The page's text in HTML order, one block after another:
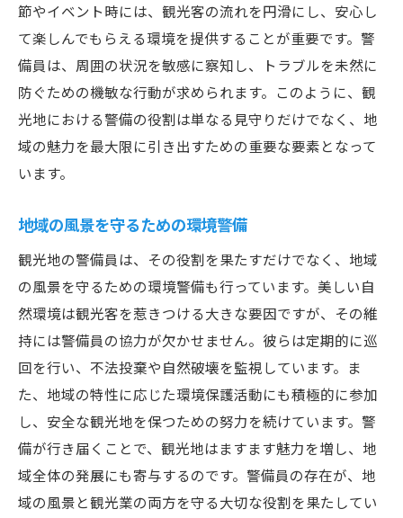
節やイベント時には、観光客の流れを円滑にし、安心し
て楽しんでもらえる環境を提供することが重要です。警
備員は、周囲の状況を敏感に察知し、トラブルを未然に
防ぐための機敏な行動が求められます。このように、観
光地における警備の役割は単なる見守りだけでなく、地
域の魅力を最大限に引き出すための重要な要素となって
います。
地域の風景を守るための環境警備
観光地の警備員は、その役割を果たすだけでなく、地域
の風景を守るための環境警備も行っています。美しい自
然環境は観光客を惹きつける大きな要因ですが、その維
持には警備員の協力が欠かせません。彼らは定期的に巡
回を行い、不法投棄や自然破壊を監視しています。ま
た、地域の特性に応じた環境保護活動にも積極的に参加
し、安全な観光地を保つための努力を続けています。警
備が行き届くことで、観光地はますます魅力を増し、地
域全体の発展にも寄与するのです。警備員の存在が、地
域の風景と観光業の両方を守る大切な役割を果たしてい